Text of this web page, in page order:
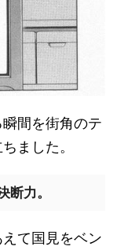
間を街角のテ
ました。
断力。
て国見をベン